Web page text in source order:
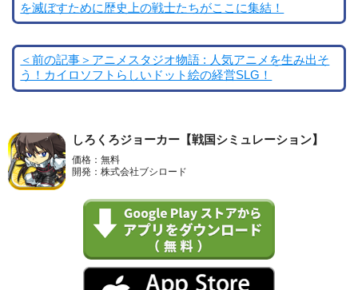
を滅ぼすために歴史上の戦士たちがここに集結！
＜前の記事＞アニメスタジオ物語 : 人気アニメを生み出そ
う！カイロソフトらしいドット絵の経営SLG！
しろくろジョーカー【戦国シミュレーション】
価格：無料
開発：株式会社ブシロード